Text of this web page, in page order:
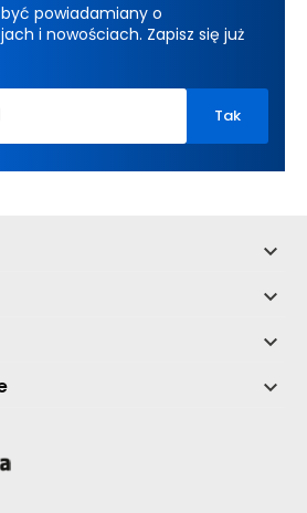
powiadamiany o
i nowościach. Zapisz się już



